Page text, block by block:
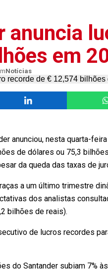
anuncia
em
Notícias
anunciou, nesta quarta-
de dólares ou 75,3
da queda das taxas de
a um último trimestre
dos analistas
bilhões de reais).
de lucros recordes
do Santander subiam 7%